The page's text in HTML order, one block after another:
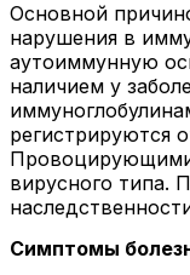
Основной
нарушения в
аутоиммунную
наличием у
регистрируются
Провоцирующими
вирусного типа.
Симптомы